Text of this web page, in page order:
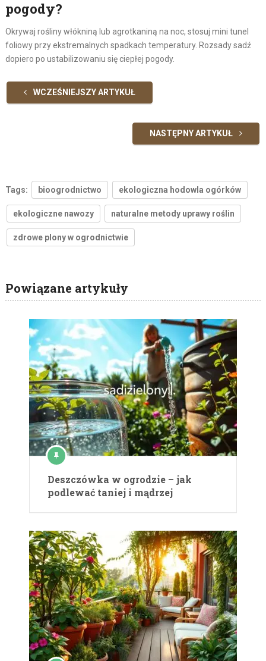
pogody?
Okrywaj rośliny włókniną lub agrotkaniną na noc, stosuj mini tunel
foliowy przy ekstremalnych spadkach temperatury. Rozsady sadź
dopiero po ustabilizowaniu się ciepłej pogody.
WCZEŚNIEJSZY ARTYKUŁ
NASTĘPNY ARTYKUŁ
Tags: bioogrodnictwo ekologiczna hodowla ogórków
ekologiczne nawozy naturalne metody uprawy roślin
zdrowe plony w ogrodnictwie
Powiązane artykuły
Deszczówka w ogrodzie – jak
podlewać taniej i mądrzej